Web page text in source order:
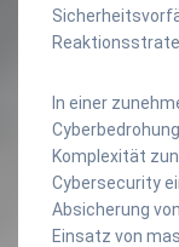
In einer
Komplexität
Cybersecurity
Absicherung
Einsatz von